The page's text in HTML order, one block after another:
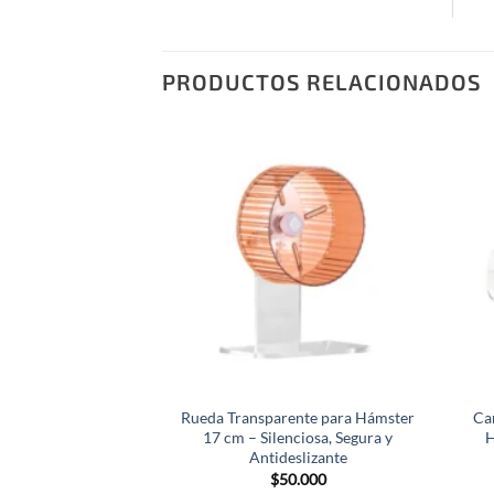
PRODUCTOS RELACIONADOS
Rueda Transparente para Hámster
17 cm – Silenciosa, Segura y
Antideslizante
$50.000